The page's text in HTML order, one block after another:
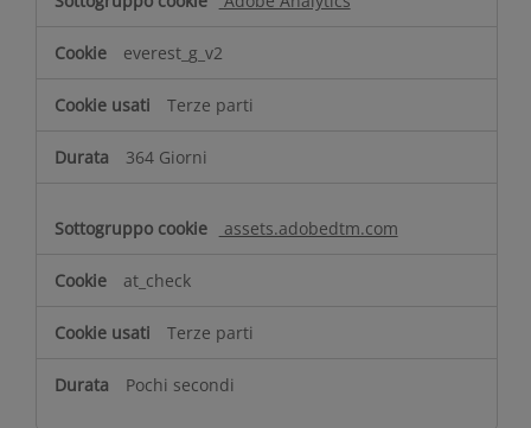
everest_g_v2
Terze parti
364 Giorni
assets.adobedtm.com
at_check
Terze parti
Pochi secondi